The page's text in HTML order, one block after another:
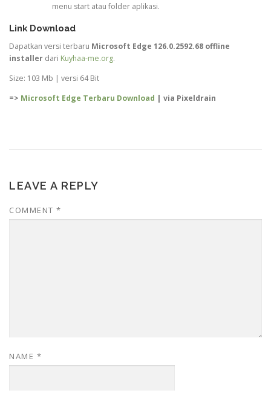
menu start atau folder aplikasi.
Link Download
Dapatkan versi terbaru Microsoft Edge 126.0.2592.68 offline
installer dari Kuyhaa-me.org.
Size: 103 Mb | versi 64 Bit
=> Microsoft Edge Terbaru Download | via Pixeldrain
LEAVE A REPLY
COMMENT *
NAME *